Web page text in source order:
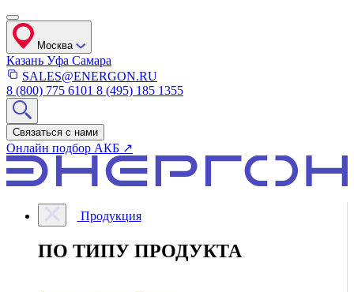
Москва
Казань Уфа Самара
SALES@ENERGON.RU
8 (800) 775 6101 8 (495) 185 1355
Связаться с нами
Онлайн подбор АКБ ↗
Продукция
ПО ТИПУ ПРОДУКТА